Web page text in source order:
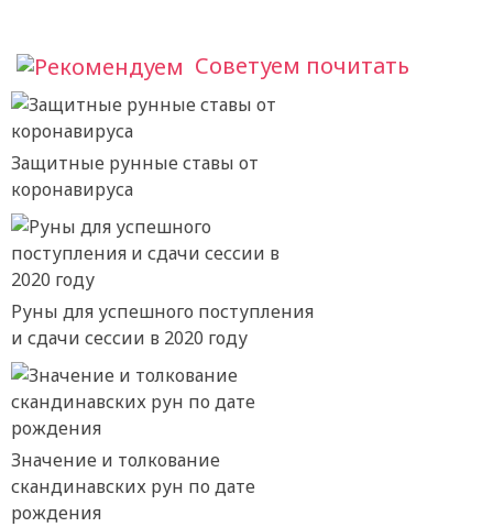
Советуем почитать
Защитные рунные ставы от
коронавируса
Руны для успешного поступления
и сдачи сессии в 2020 году
Значение и толкование
скандинавских рун по дате
рождения